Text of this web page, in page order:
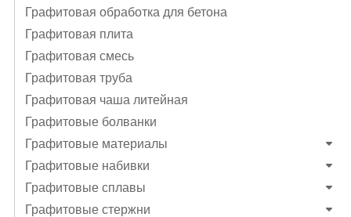
Графитовая обработка для бетона
Графитовая плита
Графитовая смесь
Графитовая труба
Графитовая чаша литейная
Графитовые болванки
Графитовые материалы
Графитовые набивки
Графитовые сплавы
Графитовые стержни